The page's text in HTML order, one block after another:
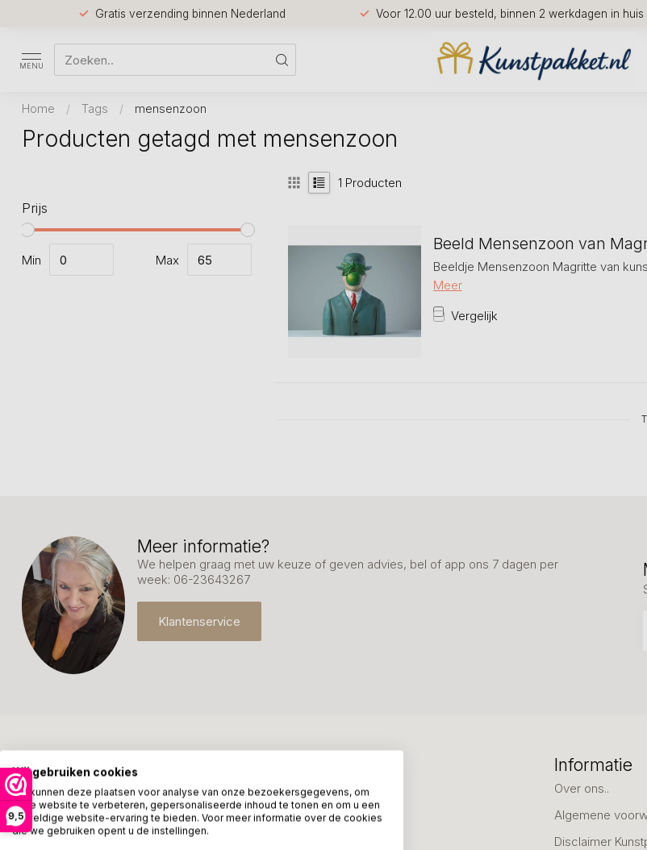
9,5
Gratis verzending binnen Nederland Voor 12.00 uur besteld, binnen 2 werkdagen in huis
MENU
Home / Tags / mensenzoon
Producten getagd met mensenzoon
Prijs
Min Max
1 Producten
Beeld Mensenzoon van
Beeldje Mensenzoon Magritte van
Meer
Vergelijk
Meer informatie?
We helpen graag met uw keuze of geven advies, bel of app ons 7 dagen per
week: 06-23643267
Klantenservice
Kunstpakket Nederland
Adresgegevens:
Ambachtsweg 46
Zakelijke Cadeaus
Bedanken
Informatie
Over ons..
Algemene
Disclaimer
Wij gebruiken cookies
We kunnen deze plaatsen voor analyse van onze bezoekersgegevens, om
onze website te verbeteren, gepersonaliseerde inhoud te tonen en om u een
geweldige website-ervaring te bieden. Voor meer informatie over de cookies
die we gebruiken opent u de instellingen.